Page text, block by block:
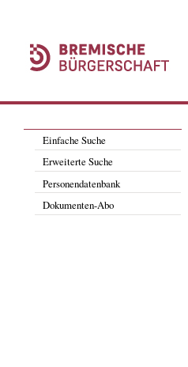
Einfache Suche
Erweiterte Suche
Personendatenbank
Dokumenten-Abo